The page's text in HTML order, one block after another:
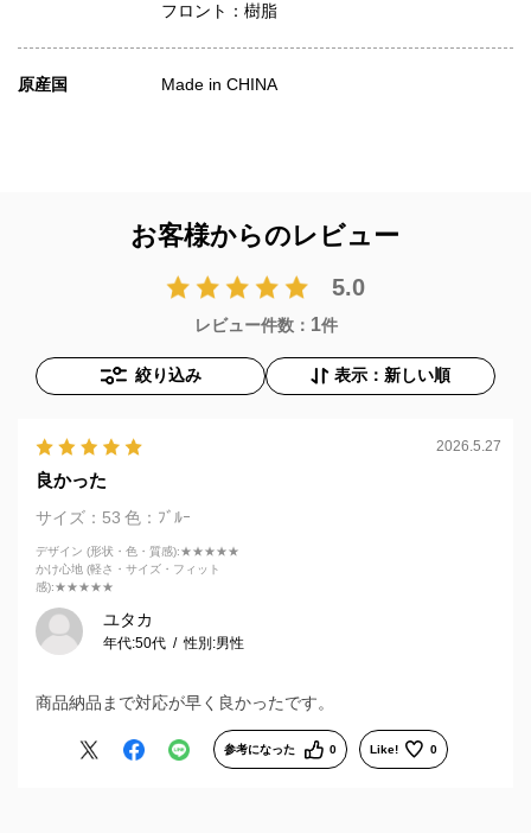
フロント：樹脂
原産国 Made in CHINA
お客様からのレビュー
5.0
レビュー件数： 1件
絞り込み 表示：新しい順
2026.5.27
良かった
サイズ：53 色：ﾌﾞﾙｰ
デザイン (形状・色・質感):★★★★★
かけ心地 (軽さ・サイズ・フィット
感):★★★★★
ユタカ
年代:50代 性別:男性
商品納品まで対応が早く良かったです。
参考になった 0 Like! 0